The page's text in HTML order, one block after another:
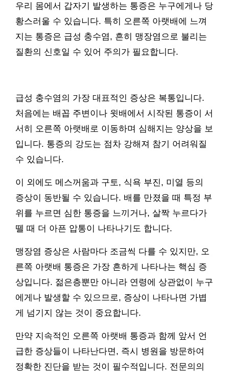
우리 몸에서 갑자기 발생하는 통증은 누구에게나 당
황스러울 수 있습니다. 특히 오른쪽 아랫배에 느껴
지는 통증은 급성 충수염, 흔히 맹장염으로 불리는
질환의 신호일 수 있어 주의가 필요합니다.
급성 충수염의 가장 대표적인 증상은 복통입니다.
처음에는 배꼽 주변이나 윗배에서 시작된 통증이 서
서히 오른쪽 아랫배로 이동하며 심해지는 양상을 보
입니다. 통증의 강도는 점차 강해져 참기 어려워질
수 있습니다.
이 외에도 메스꺼움과 구토, 식욕 부진, 미열 등의
증상이 동반될 수 있습니다. 배를 만졌을 때 특정 부
위를 누르면 심한 통증을 느끼거나, 살짝 누르다가
뗄 때 더 아픈 압통이 나타나기도 합니다.
맹장염 증상은 사람마다 조금씩 다를 수 있지만, 오
른쪽 아랫배 통증은 가장 흔하게 나타나는 핵심 증
상입니다. 젊은층뿐만 아니라 연령에 상관없이 누구
에게나 발생할 수 있으므로, 증상이 나타나면 가볍
게 넘기지 않는 것이 중요합니다.
만약 지속적인 오른쪽 아랫배 통증과 함께 앞서 언
급한 증상들이 나타난다면, 즉시 병원을 방문하여
정확한 진단을 받는 것이 필수적입니다. 전문의의